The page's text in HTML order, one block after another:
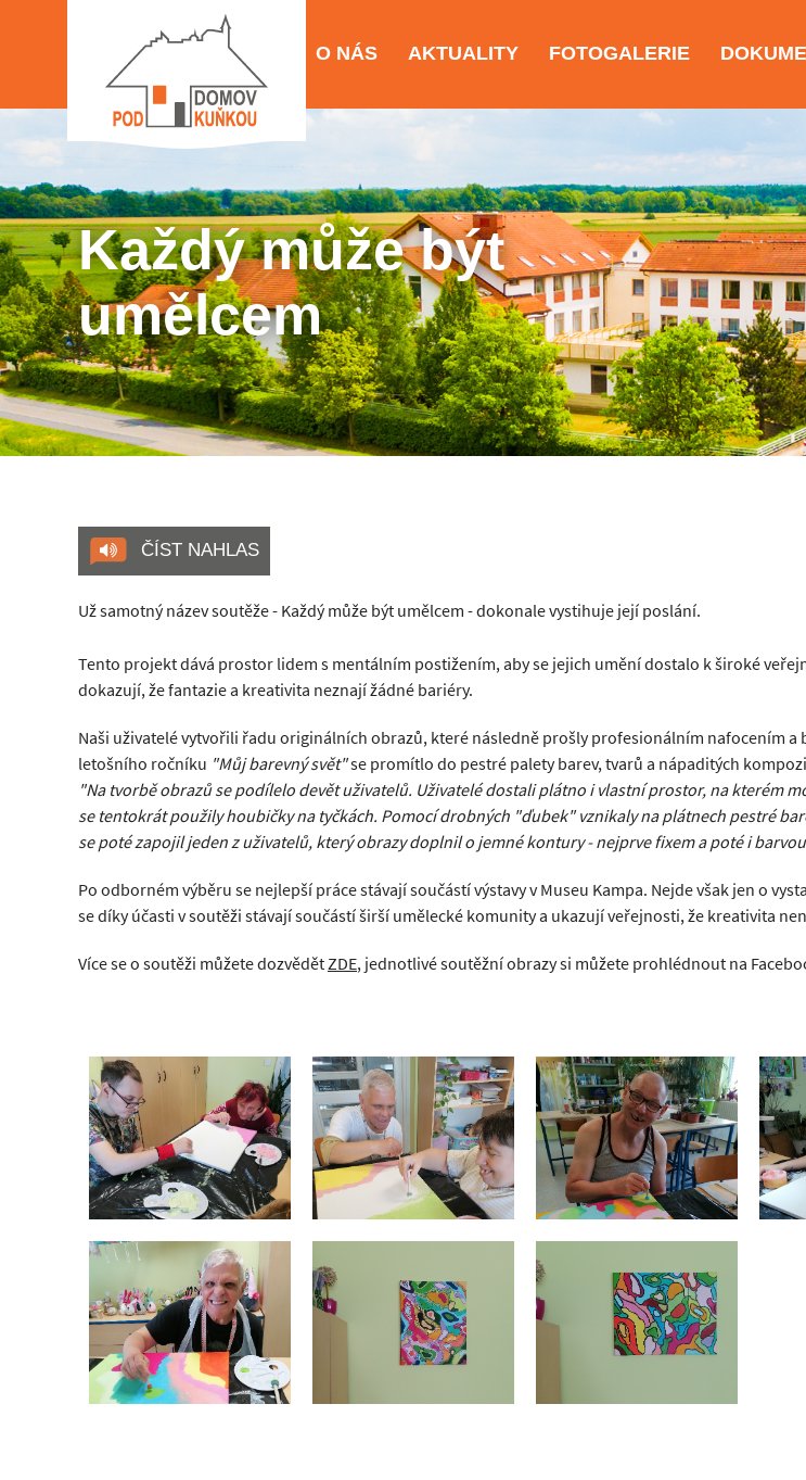
O NÁS AKTUALITY FOTOGALERIE
Každý může být
umělcem
ČÍST NAHLAS
Už samotný název soutěže - Každý může být umělcem - dokonale vystihuje její poslání.
Tento projekt dává prostor lidem s mentálním postižením, aby se jejich umění dostalo k široké
dokazují, že fantazie a kreativita neznají žádné bariéry.
Naši uživatelé vytvořili řadu originálních obrazů, které následně prošly profesionálním nafocením a
letošního ročníku "Můj barevný svět"se promítlo do pestré palety barev, tvarů a nápaditých
"Na tvorbě obrazů se podílelo devět uživatelů. Uživatelé dostali plátno i vlastní prostor, na kterém
se tentokrát použily houbičky na tyčkách. Pomocí drobných "ďubek" vznikaly na plátnech pestré
se poté zapojil jeden z uživatelů, který obrazy doplnil o jemné kontury - nejprve fixem a poté i
Po odborném výběru se nejlepší práce stávají součástí výstavy v Museu Kampa. Nejde však jen o
se díky účasti v soutěži stávají součástí širší umělecké komunity a ukazují veřejnosti, že kreativita
Více se o soutěži můžete dozvědětZDE, jednotlivé soutěžní obrazy si můžete prohlédnout na